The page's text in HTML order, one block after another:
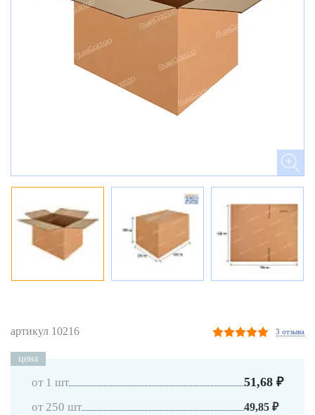
артикул 10216 3 отзыва
цена
от 1 шт 51,68 ₽
от 250 шт 49,85 ₽